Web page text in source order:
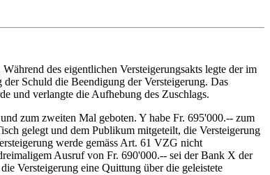
des eigentlichen Versteigerungsakts legte der im
Schuld die Beendigung der Versteigerung. Das
und verlangte die Aufhebung des Zuschlags.
zum zweiten Mal geboten. Y habe Fr. 695'000.-- zum
gelegt und dem Publikum mitgeteilt, die Versteigerung
werde gemäss Art. 61 VZG nicht
Ausruf von Fr. 690'000.-- sei der Bank X der
Versteigerung eine Quittung über die geleistete